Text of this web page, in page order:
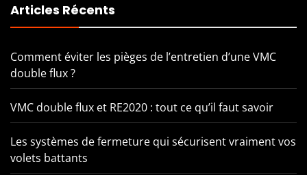
Articles Récents
Comment éviter les pièges de l’entretien d’une VMC
double flux ?
VMC double flux et RE2020 : tout ce qu’il faut savoir
Les systèmes de fermeture qui sécurisent vraiment vos
volets battants